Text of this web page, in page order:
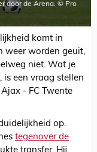
door de Arena. © Pro
komt in
weer worden geuit,
niet. Wat je
een vraag stellen
- FC Twente
op.
tegenover de